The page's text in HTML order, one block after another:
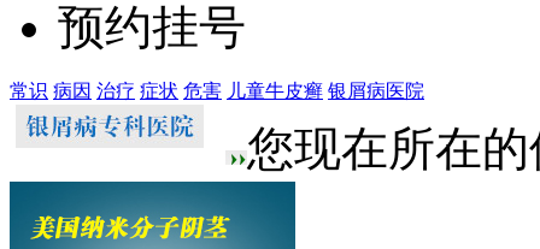
预约挂号
常识 病因 治疗 症状 危害 儿童牛皮癣 银屑病医院
您现在所在